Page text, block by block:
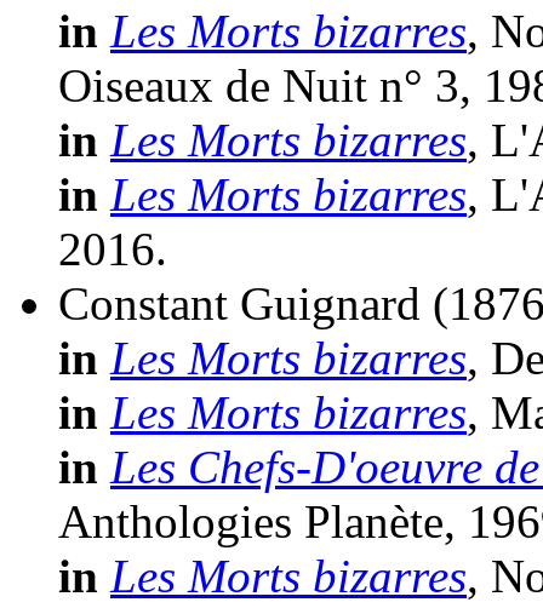
in Les Morts bizarres,
Oiseaux de Nuit n° 3,
in Les Morts bizarres,
in Les Morts bizarres,
2016.
Constant Guignard
in Les Morts bizarres,
in Les Morts bizarres,
in Les Chefs-D'oeuvre
Anthologies Planète,
in Les Morts bizarres,